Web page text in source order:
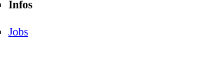
Infos
Jobs